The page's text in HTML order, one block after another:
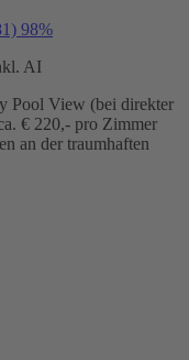
98%
AI
Pool View (bei direkter
€ 220,- pro Zimmer
an der traumhaften